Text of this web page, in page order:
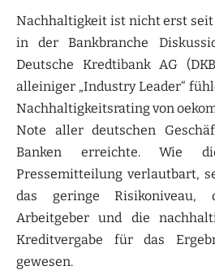
Nachhaltigkeit ist nicht erst seit
in der Bankbranche
Deutsche Kredtibank AG
alleiniger „Industry Leader“
Nachhaltigkeitsrating von
Note aller deutschen
Banken erreichte. Wie
Pressemitteilung verlautbart,
das geringe Risikoniveau,
Arbeitgeber und die
Kreditvergabe für das
gewesen.